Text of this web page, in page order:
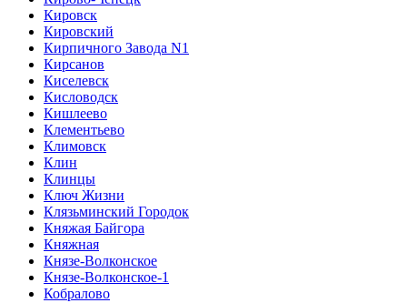
Кировск
Кировский
Кирпичного Завода N1
Кирсанов
Киселевск
Кисловодск
Кишлеево
Клементьево
Климовск
Клин
Клинцы
Ключ Жизни
Клязьминский Городок
Княжая Байгора
Княжная
Князе-Волконское
Князе-Волконское-1
Кобралово